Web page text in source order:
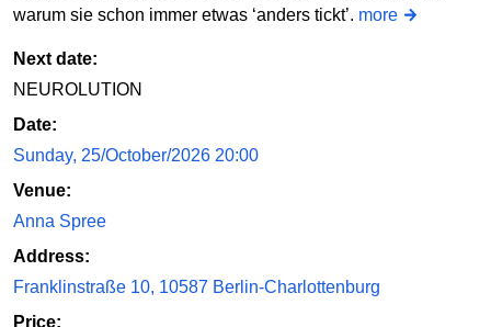
warum sie schon immer etwas ‘anders tickt’. more
Next date:
NEUROLUTION
Date:
Sunday, 25/October/2026 20:00
Venue:
Anna Spree
Address:
Franklinstraße 10, 10587 Berlin-Charlottenburg
Price: